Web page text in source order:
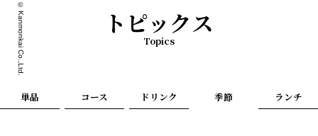
© Kanmonkai Co.,Ltd. トピックス
Topics
単品 コース ドリンク 季節 ランチ